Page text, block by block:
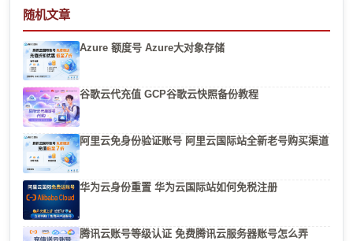
随机文章
Azure 额度号 Azure大对象存储
谷歌云代充值 GCP谷歌云快照备份教程
阿里云免身份验证账号 阿里云国际站全新老号购买渠道
华为云身份重置 华为云国际站如何免税注册
腾讯云账号等级认证 免费腾讯云服务器账号怎么弄